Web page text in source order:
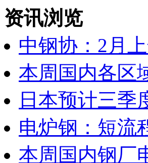
资讯浏览
中钢协：2月
本周国内各区
日本预计三季
电炉钢：短流
本周国内钢厂